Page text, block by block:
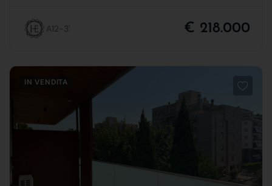
A12-3' € 218.000
IN VENDITA